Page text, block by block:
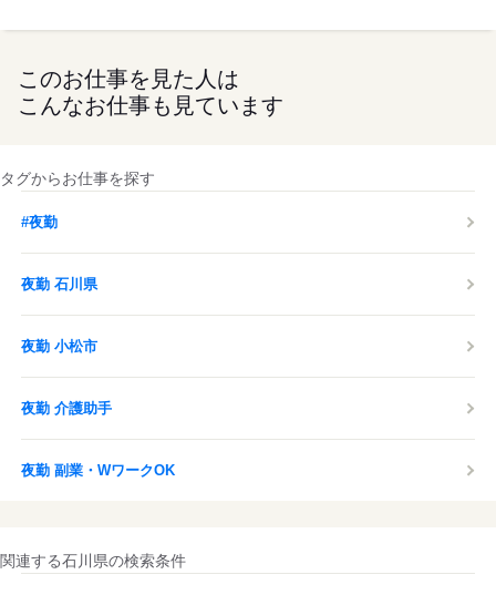
このお仕事を見た人は
こんなお仕事も見ています
タグからお仕事を探す
#夜勤
夜勤 石川県
夜勤 小松市
夜勤 介護助手
夜勤 副業・WワークOK
関連する石川県の検索条件